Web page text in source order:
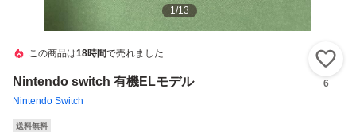
1/13
この商品は18時間で売れました
Nintendo switch 有機ELモデル
Nintendo Switch
6
送料無料